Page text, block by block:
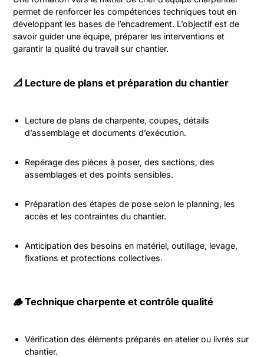
permet de renforcer les compétences techniques tout en
développant les bases de l’encadrement. L’objectif est de
savoir guider une équipe, préparer les interventions et
garantir la qualité du travail sur chantier.
📐 Lecture de plans et préparation du chantier
Lecture de plans de charpente, coupes, détails
d’assemblage et documents d’exécution.
Repérage des pièces à poser, des sections, des
assemblages et des points sensibles.
Préparation des étapes de pose selon le planning, les
accès et les contraintes du chantier.
Anticipation des besoins en matériel, outillage, levage,
fixations et protections collectives.
🪵 Technique charpente et contrôle qualité
Vérification des éléments préparés en atelier ou livrés sur
chantier.